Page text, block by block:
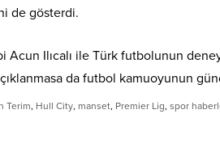
de gösterdi.
Acun Ilıcalı ile Türk futbolunun
da futbol kamuoyunun
Terim, Hull City, manset, Premier Lig, spor